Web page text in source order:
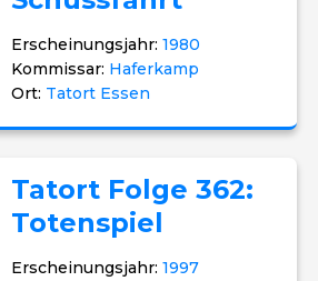
Erscheinungsjahr:1980
Kommissar: Haferkamp
Ort: Tatort Essen
Tatort Folge 362:
Totenspiel
Erscheinungsjahr:1997